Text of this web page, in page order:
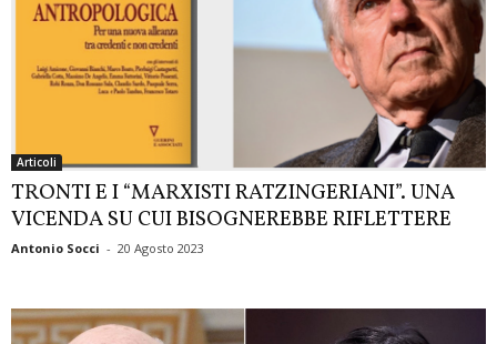
Articoli
TRONTI E I “MARXISTI RATZINGERIANI”. UNA
VICENDA SU CUI BISOGNEREBBE RIFLETTERE
Antonio Socci - 20 Agosto 2023